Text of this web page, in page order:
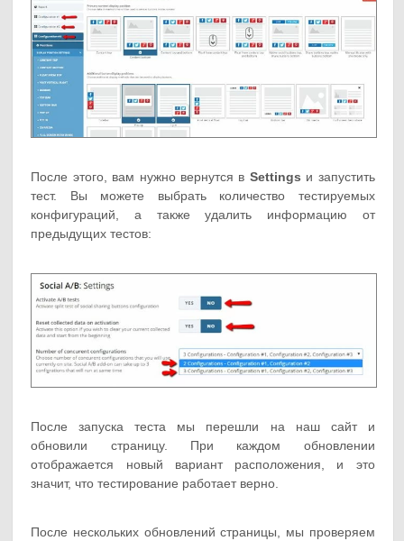
После этого, вам нужно вернутся в Settings и запустить
тест. Вы можете выбрать количество тестируемых
конфигураций, а также удалить информацию от
предыдущих тестов:
После запуска теста мы перешли на наш сайт и
обновили страницу. При каждом обновлении
отображается новый вариант расположения, и это
значит, что тестирование работает верно.
После нескольких обновлений страницы, мы проверяем